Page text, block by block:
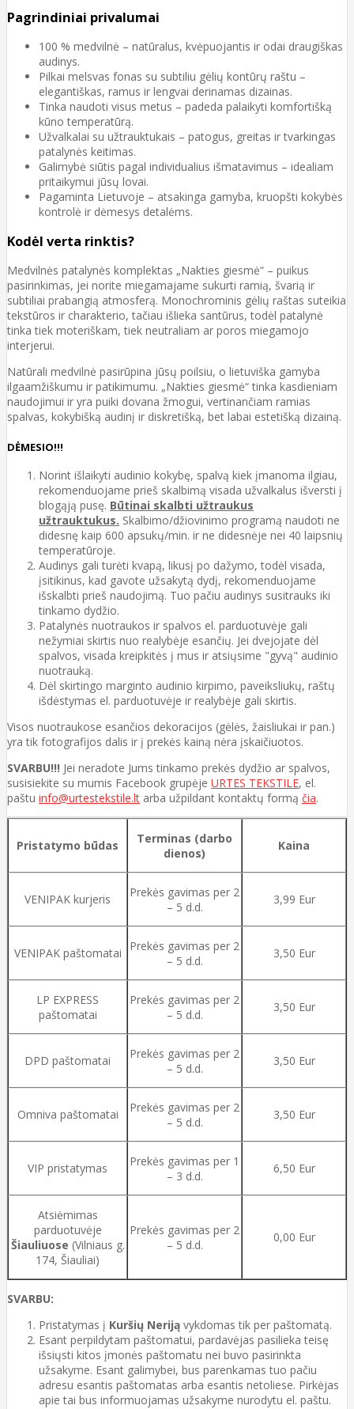
Pagrindiniai privalumai
100 % medvilnė – natūralus, kvėpuojantis ir odai draugiškas
audinys.
Pilkai melsvas fonas su subtiliu gėlių kontūrų raštu –
elegantiškas, ramus ir lengvai derinamas dizainas.
Tinka naudoti visus metus – padeda palaikyti komfortišką
kūno temperatūrą.
Užvalkalai su užtrauktukais – patogus, greitas ir tvarkingas
patalynės keitimas.
Galimybė siūtis pagal individualius išmatavimus – idealiam
pritaikymui jūsų lovai.
Pagaminta Lietuvoje – atsakinga gamyba, kruopšti kokybės
kontrolė ir dėmesys detalėms.
Kodėl verta rinktis?
Medvilnės patalynės komplektas „Nakties giesmė“ – puikus
pasirinkimas, jei norite miegamajame sukurti ramią, švarią ir
subtiliai prabangią atmosferą. Monochrominis gėlių raštas suteikia
tekstūros ir charakterio, tačiau išlieka santūrus, todėl patalynė
tinka tiek moteriškam, tiek neutraliam ar poros miegamojo
interjerui.
Natūrali medvilnė pasirūpina jūsų poilsiu, o lietuviška gamyba
ilgaamžiškumu ir patikimumu. „Nakties giesmė“ tinka kasdieniam
naudojimui ir yra puiki dovana žmogui, vertinančiam ramias
spalvas, kokybišką audinį ir diskretišką, bet labai estetišką dizainą.
DĖMESIO!!!
Norint išlaikyti audinio kokybę, spalvą kiek įmanoma ilgiau,
rekomenduojame prieš skalbimą visada užvalkalus išversti į
blogąją pusę. Būtinai skalbti užtraukus
užtrauktukus. Skalbimo/džiovinimo programą naudoti ne
didesnę kaip 600 apsukų/min. ir ne didesnėje nei 40 laipsnių
temperatūroje.
Audinys gali turėti kvapą, likusį po dažymo, todėl visada,
įsitikinus, kad gavote užsakytą dydį, rekomenduojame
išskalbti prieš naudojimą. Tuo pačiu audinys susitrauks iki
tinkamo dydžio.
Patalynės nuotraukos ir spalvos el. parduotuvėje gali
nežymiai skirtis nuo realybėje esančių. Jei dvejojate dėl
spalvos, visada kreipkitės į mus ir atsiųsime "gyvą" audinio
nuotrauką.
Dėl skirtingo marginto audinio kirpimo, paveiksliukų, raštų
išdėstymas el. parduotuvėje ir realybėje gali skirtis.
Visos nuotraukose esančios dekoracijos (gėlės, žaisliukai ir pan.)
yra tik fotografijos dalis ir į prekės kainą nėra įskaičiuotos.
SVARBU!!! Jei neradote Jums tinkamo prekės dydžio ar spalvos,
susisiekite su mumis Facebook grupėje URTES TEKSTILE, el.
paštu info@urtestekstile.lt arba užpildant kontaktų formą čia.
Pristatymo būdas
Terminas (darbo
dienos)
Kaina
VENIPAK kurjeris
Prekės gavimas per 2
– 5 d.d.
3,99 Eur
VENIPAK paštomatai
Prekės gavimas per 2
– 5 d.d.
3,50 Eur
LP EXPRESS
paštomatai
Prekės gavimas per 2
– 5 d.d.
3,50 Eur
DPD paštomatai
Prekės gavimas per 2
– 5 d.d.
3,50 Eur
Omniva paštomatai
Prekės gavimas per 2
– 5 d.d.
3,50 Eur
VIP pristatymas
Prekės gavimas per 1
– 3 d.d.
6,50 Eur
Atsiėmimas
parduotuvėje
Šiauliuose (Vilniaus g.
174, Šiauliai)
Prekės gavimas per 2
– 5 d.d.
0,00 Eur
SVARBU:
Pristatymas į Kuršių Neriją vykdomas tik per paštomatą.
Esant perpildytam paštomatui, pardavėjas pasilieka teisę
išsiųsti kitos įmonės paštomatu nei buvo pasirinkta
užsakyme. Esant galimybei, bus parenkamas tuo pačiu
adresu esantis paštomatas arba esantis netoliese. Pirkėjas
apie tai bus informuojamas užsakyme nurodytu el. paštu.